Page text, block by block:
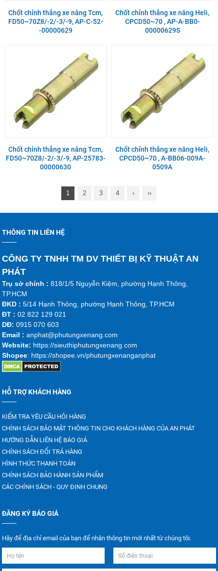
Chốt chỉnh thắng xe nâng Tcm,
FD50~70Z8/-2/-3/-9, AP-C-52-
-00000629
Chốt chỉnh thắng xe nâng Heli,
CPCD50~70 , AP-A-BB0-
00000629S
Chốt chỉnh thắng xe nâng Tcm,
FD50~70Z8/-2/-3/-9, AP-25783-
00000630
Chốt chỉnh thắng xe nâng Heli,
CPCD50~70 , A-BB06-009A-
0509A
1 2 3 4 › ››
THÔNG TIN LIÊN HỆ
CÔNG TY TNHH TM DV THIẾT BỊ KỸ THUẬT AN
PHÁT
Trụ sở chính : 818/1/5 Nguyễn Kiệm, phường Hạnh Thông,
TP.HCM
ĐKD :5/14 Hạnh Thông, phường Hạnh Thông, TP.HCM
ĐT : 02 822 129 021
DĐ:0915 070 603
Email :anphat@phutungxenang.com
Website: https://sieuthiphutungxenang.com
Shopee: https://shopee.vn/phutungxenanganphat
HỖ TRỢ KHÁCH HÀNG
KIỂM TRA YÊU CẦU HỎI HÀNG
CHÍNH SÁCH BẢO MẬT THÔNG TIN CHO KHÁCH HÀNG CỦA AN PHÁT
HƯỚNG DẪN LIÊN HỆ BÁO GIÁ
CHÍNH SÁCH ĐỔI TRẢ HÀNG
HÌNH THỨC THANH TOÁN
CHÍNH SÁCH BẢO HÀNH SẢN PHẨM
CÁC CHÍNH SÁCH - QUY ĐỊNH CHUNG
ĐĂNG KÝ BÁO GIÁ
Hãy để địa chỉ email của bạn để nhận thông tin mới nhất từ chúng tôi.